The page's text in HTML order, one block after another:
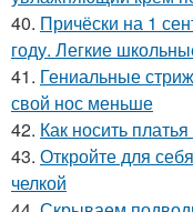
40. Причёски на 1
году. Легкие
41. Гениальные
свой нос меньше
42. Как носить
43. Откройте для
челкой